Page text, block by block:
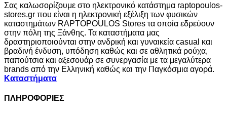
Σας καλωσορίζουμε στο ηλεκτρονικό κατάστημα raptopoulos-
stores.gr που είναι η ηλεκτρονική εξέλιξη των φυσικών
καταστημάτων RAPTOPOULOS Stores τα οποία εδρεύουν
στην πόλη της Ξάνθης. Τα καταστήματα μας
δραστηριοποιούνται στην ανδρική και γυναικεία casual και
βραδινή ένδυση, υπόδηση καθώς και σε αθλητικά ρούχα,
παπούτσια και αξεσουάρ σε συνεργασία με τα μεγαλύτερα
brands από την Ελληνική καθώς και την Παγκόσμια αγορά.
Καταστήματα
ΠΛΗΡΟΦΟΡΙΕΣ